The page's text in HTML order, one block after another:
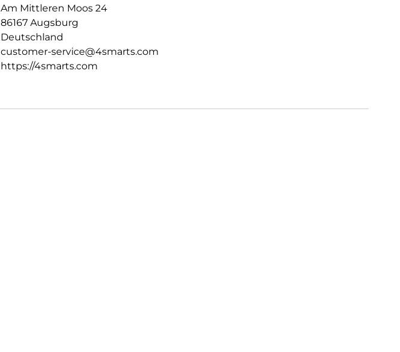
Am Mittleren Moos 24
86167 Augsburg
Deutschland
customer-service@4smarts.com
https://4smarts.com